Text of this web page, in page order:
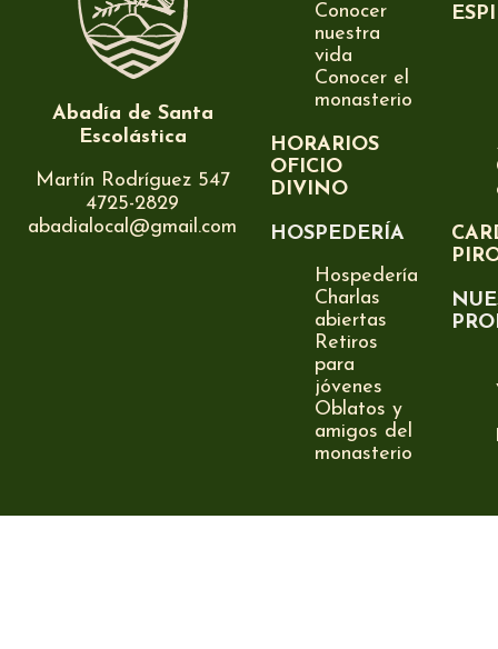
Abadía de Santa
Escolástica
Martín Rodríguez 547
4725-2829
abadialocal@gmail.com
Conocer
nuestra
vida
Conocer el
monasterio
HORARIOS
OFICIO
DIVINO
HOSPEDERÍA
Hospedería
Charlas
abiertas
Retiros
para
jóvenes
Oblatos y
amigos del
monasterio